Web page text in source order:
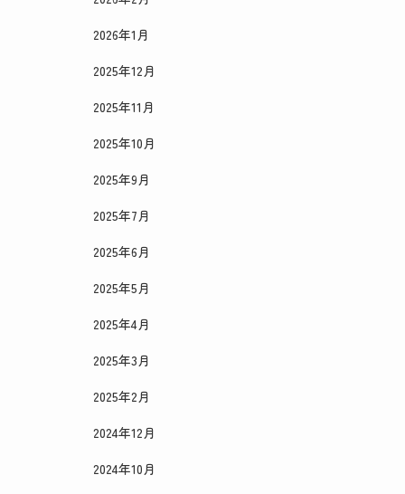
2026年1月
2025年12月
2025年11月
2025年10月
2025年9月
2025年7月
2025年6月
2025年5月
2025年4月
2025年3月
2025年2月
2024年12月
2024年10月